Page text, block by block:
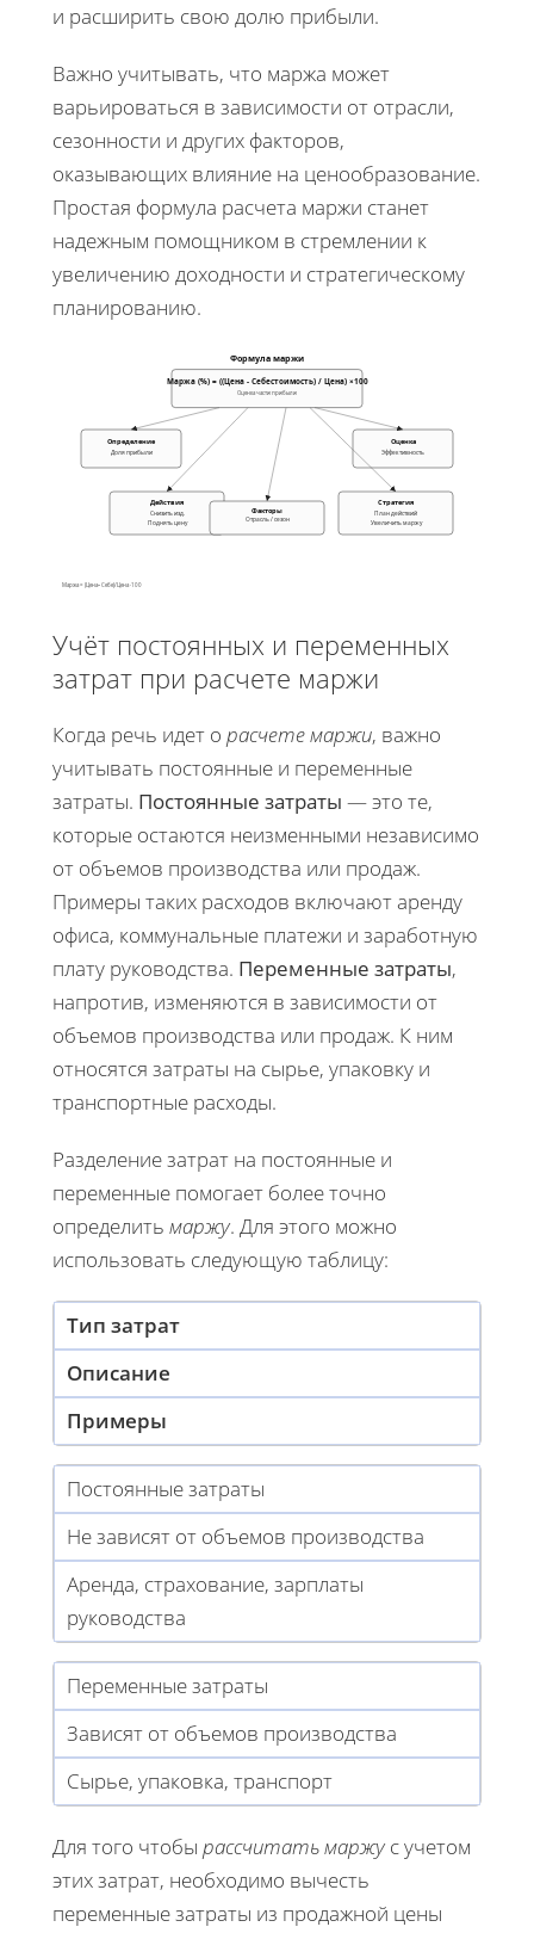
и расширить свою долю прибыли.
Важно учитывать, что маржа может
варьироваться в зависимости от отрасли,
сезонности и других факторов,
оказывающих влияние на ценообразование.
Простая формула расчета маржи станет
надежным помощником в стремлении к
увеличению доходности и стратегическому
планированию.
Формула маржи
Маржа (%) = ((Цена - Себестоимость) / Цена) ×100
Оценка части прибыли
Определение
Доля прибыли
Оценка
Эффективность
Действия
Снизить изд.
Поднять цену
Факторы
Отрасль / сезон
Стратегия
План действий
Увеличить маржу
Маржа = (Цена−Себе)/Цена ·100
Учёт постоянных и переменных
затрат при расчете маржи
Когда речь идет о расчете маржи, важно
учитывать постоянные и переменные
затраты. Постоянные затраты — это те,
которые остаются неизменными независимо
от объемов производства или продаж.
Примеры таких расходов включают аренду
офиса, коммунальные платежи и заработную
плату руководства. Переменные затраты,
напротив, изменяются в зависимости от
объемов производства или продаж. К ним
относятся затраты на сырье, упаковку и
транспортные расходы.
Разделение затрат на постоянные и
переменные помогает более точно
определить маржу. Для этого можно
использовать следующую таблицу:
Тип затрат
Описание
Примеры
Постоянные затраты
Не зависят от объемов производства
Аренда, страхование, зарплаты
руководства
Переменные затраты
Зависят от объемов производства
Сырье, упаковка, транспорт
Для того чтобы рассчитать маржус учетом
этих затрат, необходимо вычесть
переменные затраты из продажной цены